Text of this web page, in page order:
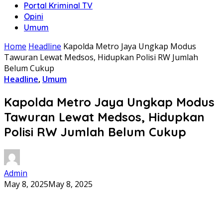
Portal Kriminal TV
Opini
Umum
Home Headline Kapolda Metro Jaya Ungkap Modus
Tawuran Lewat Medsos, Hidupkan Polisi RW Jumlah
Belum Cukup
Headline, Umum
Kapolda Metro Jaya Ungkap Modus
Tawuran Lewat Medsos, Hidupkan
Polisi RW Jumlah Belum Cukup
Admin
May 8, 2025May 8, 2025